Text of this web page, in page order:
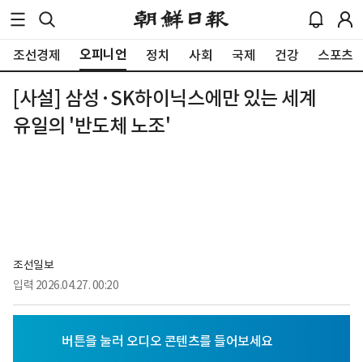
조선경제 오피니언 정치 사회 국제 건강 스포츠
[사설] 삼성·SK하이닉스에만 있는 세계
유일의 '반도체 노조'
조선일보
입력 2026.04.27. 00:20